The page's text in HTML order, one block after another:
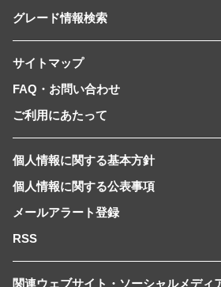
グレード情報検索
サイトマップ
FAQ・お問い合わせ
ご利用にあたって
個人情報に関する基本方針
個人情報に関する公表事項
メールアラート登録
RSS
関連ウェブサイト・ソーシャルメディ